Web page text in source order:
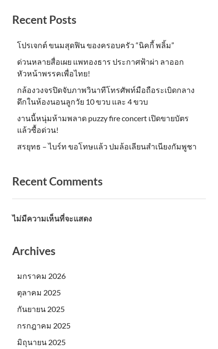
Recent Posts
โปรเจกต์ ขนมสุดฟิน ของครอบครัว “นิคกี้ พลิ้ม”
ด่วนหลายสื่อเผย แพทองธาร ประกาศฟ้าผ่า ลาออก
หัวหน้าพรรคเพื่อไทย!
กล้องวงจรปิดจับภาพวินาทีโทรศัพท์มือถือระเบิดกลาง
ดึกในห้องนอนลูกวัย 10 ขวบ และ 4 ขวบ
งานนี้หนุ่มห้ามพลาด puzzy fire concert เปิดขายบัตร
แล้วซื้อด่วน!
สรยุทธ – ไบร์ท ขอโทษแล้ว ปมล้อเลียนสำเนียงกัมพูชา
Recent Comments
ไม่มีความเห็นที่จะแสดง
Archives
มกราคม 2026
ตุลาคม 2025
กันยายน 2025
กรกฎาคม 2025
มิถุนายน 2025